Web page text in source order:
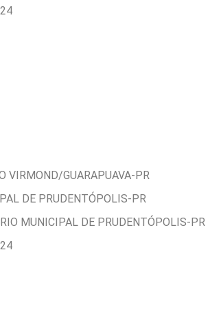
VIRMOND/GUARAPUAVA-PR
DE PRUDENTÓPOLIS-PR
MUNICIPAL DE PRUDENTÓPOLIS-PR